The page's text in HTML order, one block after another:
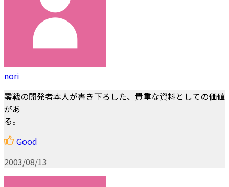
nori
零戦の開発者本人が書き下ろした、貴重な資料としての価値
があ
る。
Good
2003/08/13